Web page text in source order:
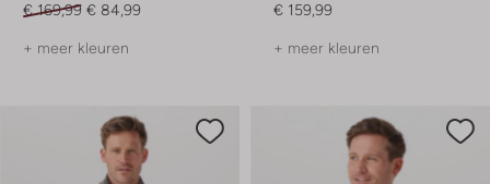
€ 169,99 € 84,99
+ meer kleuren
€ 159,99
+ meer kleuren